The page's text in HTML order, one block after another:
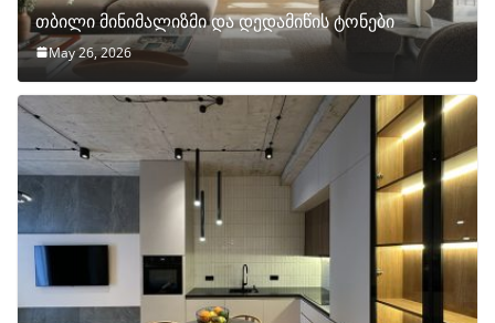
თბილი მინიმალიზმი და დედამიწის ტონები
May 26, 2026